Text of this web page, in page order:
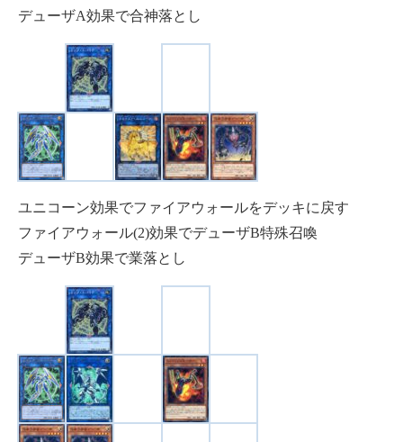
デューザA効果で合神落とし
ユニコーン効果でファイアウォールをデッキに戻す
ファイアウォール(2)効果でデューザB特殊召喚
デューザB効果で業落とし